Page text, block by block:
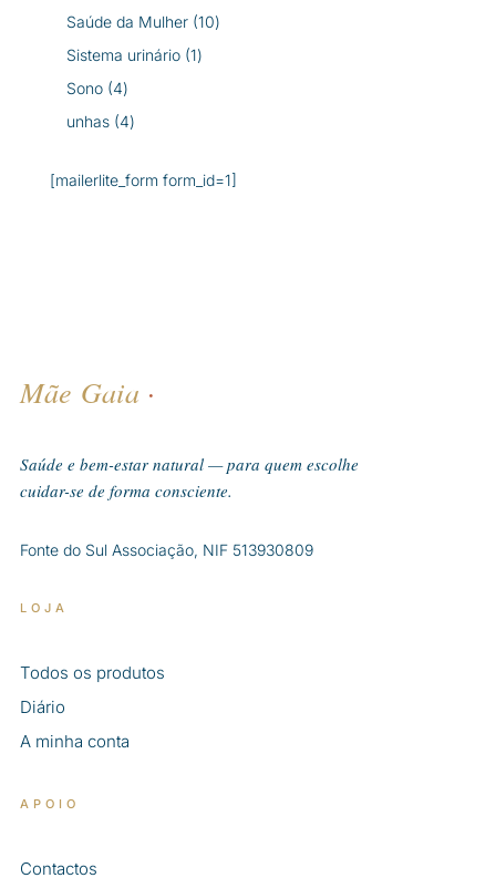
produtos
Saúde da Mulher 1010
Sistema urinário 11
Sono 44
produtos
unhas 44
[mailerlite_form form_id=1]
Mãe Gaia ·
Saúde e bem-estar natural — para quem escolhe
cuidar-se de forma consciente.
Fonte do Sul Associação, NIF 513930809
LOJA
Todos os produtos
Diário
A minha conta
APOIO
Contactos